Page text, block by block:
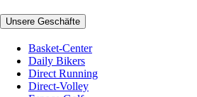
Unsere Geschäfte
Basket-Center
Daily Bikers
Direct Running
Direct-Volley